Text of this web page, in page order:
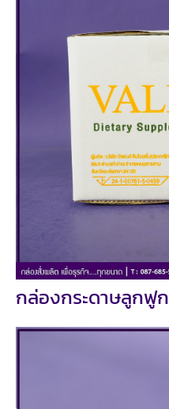
กล่องกระดาษลูกฟูก